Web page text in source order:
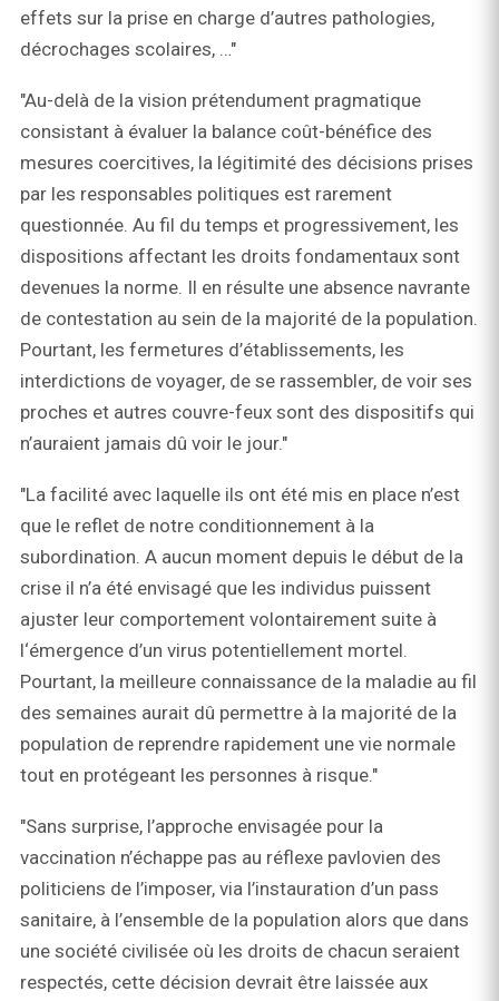
effets sur la prise en charge d’autres pathologies,
décrochages scolaires, …"
"Au-delà de la vision prétendument pragmatique
consistant à évaluer la balance coût-bénéfice des
mesures coercitives, la légitimité des décisions prises
par les responsables politiques est rarement
questionnée. Au fil du temps et progressivement, les
dispositions affectant les droits fondamentaux sont
devenues la norme. Il en résulte une absence navrante
de contestation au sein de la majorité de la population.
Pourtant, les fermetures d’établissements, les
interdictions de voyager, de se rassembler, de voir ses
proches et autres couvre-feux sont des dispositifs qui
n’auraient jamais dû voir le jour."
"La facilité avec laquelle ils ont été mis en place n’est
que le reflet de notre conditionnement à la
subordination. A aucun moment depuis le début de la
crise il n’a été envisagé que les individus puissent
ajuster leur comportement volontairement suite à
l‘émergence d’un virus potentiellement mortel.
Pourtant, la meilleure connaissance de la maladie au fil
des semaines aurait dû permettre à la majorité de la
population de reprendre rapidement une vie normale
tout en protégeant les personnes à risque."
"Sans surprise, l’approche envisagée pour la
vaccination n’échappe pas au réflexe pavlovien des
politiciens de l’imposer, via l’instauration d’un pass
sanitaire, à l’ensemble de la population alors que dans
une société civilisée où les droits de chacun seraient
respectés, cette décision devrait être laissée aux